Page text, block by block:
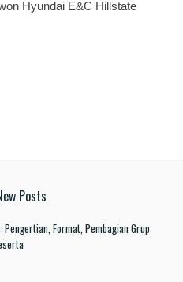
Hyundai E&C Hillstate
Posts
Pengertian, Format, Pembagian Grup